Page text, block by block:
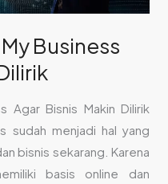
Business
Agar Bisnis Makin Dilirik
sudah menjadi hal yang
bisnis sekarang. Karena
basis online dan